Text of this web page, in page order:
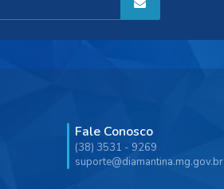
Fale Conosco
(38) 3531 - 9269
suporte@diamantina.mg.gov.br